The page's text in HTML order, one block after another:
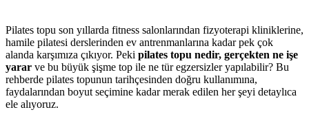
Pilates topu son yıllarda fitness salonlarından fizyoterapi kliniklerine,
hamile pilatesi derslerinden ev antrenmanlarına kadar pek çok
alanda karşımıza çıkıyor. Peki pilates topu nedir, gerçekten ne işe
yarar ve bu büyük şişme top ile ne tür egzersizler yapılabilir? Bu
rehberde pilates topunun tarihçesinden doğru kullanımına,
faydalarından boyut seçimine kadar merak edilen her şeyi detaylıca
ele alıyoruz.